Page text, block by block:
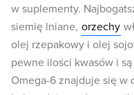
w suplementy.
siemię lniane, orzechy
olej rzepakowy i olej
pewne ilości kwasów i
Omega-6 znajduje się w